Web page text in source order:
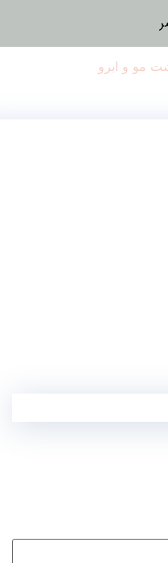
کاشت مو روش
کاشت مو به روش